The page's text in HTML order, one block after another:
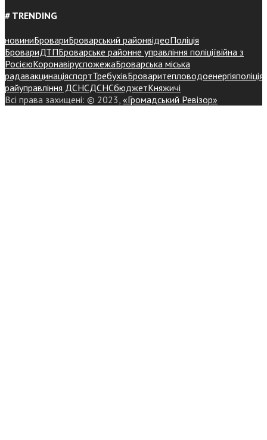
# TRENDING
новиниБровариБроварський районвідеоПоліція
БровариДТПБроварське районне управління поліціївійна з
РосієюКоронавіруспожежаБроварська міська
радавакцинаціяспортТребухівБроваритепловодоенергіяполіція
райуправління ДСНСДСНСбюджетКняжичі
Всі права захищені: © 2023, «Громадський Ревізор»